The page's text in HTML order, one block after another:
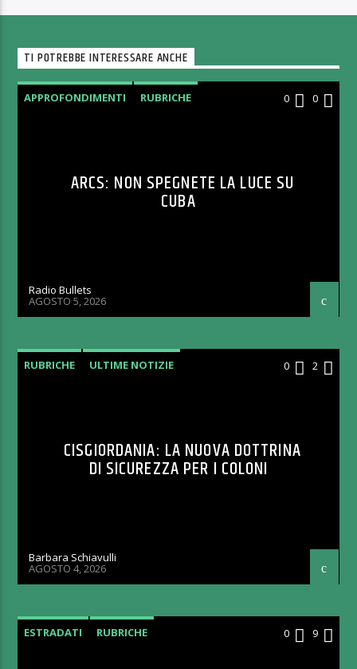
TI POTREBBE INTERESSARE ANCHE
APPROFONDIMENTI RUBRICHE 0 0
ARCS: NON SPEGNETE LA LUCE SU
CUBA
Radio Bullets
AGOSTO 5, 2026
RUBRICHE ULTIME NOTIZIE 0 2
CISGIORDANIA: LA NUOVA DOTTRINA
DI SICUREZZA PER I COLONI
Barbara Schiavulli
AGOSTO 4, 2026
ESTRADATI RUBRICHE 0 9